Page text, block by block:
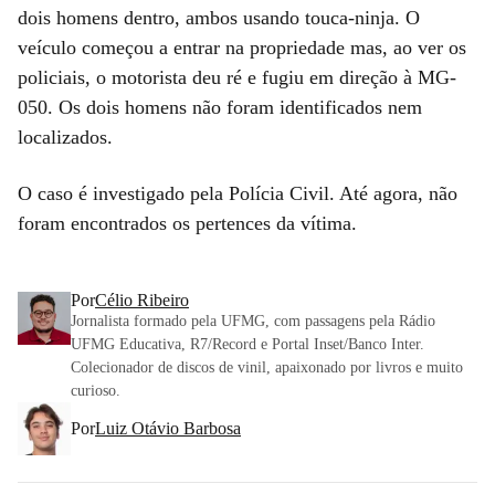
dois homens dentro, ambos usando touca-ninja. O
veículo começou a entrar na propriedade mas, ao ver os
policiais, o motorista deu ré e fugiu em direção à MG-
050. Os dois homens não foram identificados nem
localizados.
O caso é investigado pela Polícia Civil. Até agora, não
foram encontrados os pertences da vítima.
PorCélio Ribeiro
Jornalista formado pela UFMG, com passagens pela Rádio
UFMG Educativa, R7/Record e Portal Inset/Banco Inter.
Colecionador de discos de vinil, apaixonado por livros e muito
curioso.
PorLuiz Otávio Barbosa